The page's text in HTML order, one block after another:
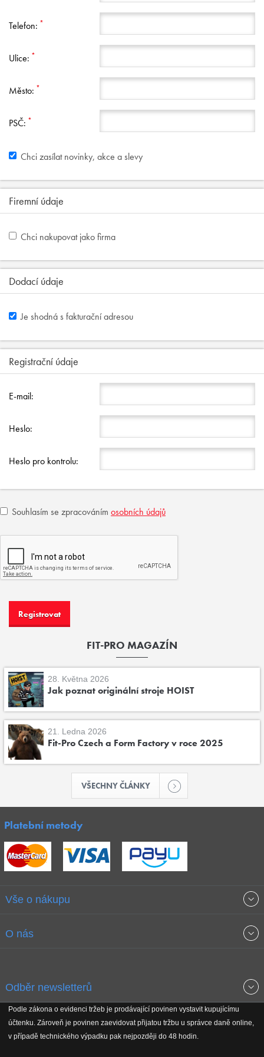
Telefon: *
Ulice: *
Město: *
PSČ: *
Chci zasílat novinky, akce a slevy
Firemní údaje
Chci nakupovat jako firma
Dodací údaje
Je shodná s fakturační adresou
Registrační údaje
E-mail:
Heslo:
Heslo pro kontrolu:
Souhlasím se zpracováním osobních údajů
FIT-PRO MAGAZÍN
28. Května 2026
Jak poznat originální stroje HOIST
21. Ledna 2026
Fit-Pro Czech a Form Factory v roce 2025
VŠECHNY ČLÁNKY
Platební metody
Vše o nákupu
Obchodní podmínky
Reklamační řád
O nás
Koho podporujeme
Odběr newsletterů
Podle zákona o evidenci tržeb je prodávající povinen vystavit kupujícímu
účtenku. Zároveň je povinen zaevidovat přijatou tržbu u správce daně online,
v případě technického výpadku pak nejpozději do 48 hodin.